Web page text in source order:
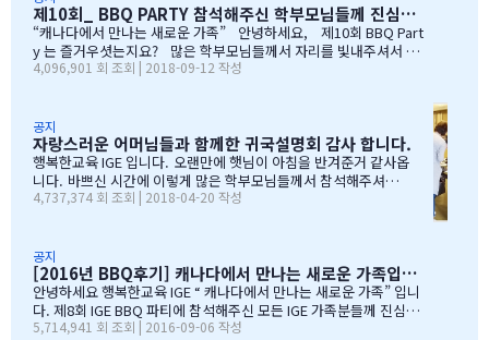
제10회_ BBQ PARTY 참석해주신 학부모님들께 진심으로 감사드립니다
“캐나다에서 만나는 새로운 가족” 안녕하세요, 제10회 BBQ Part
y 는 즐거우셧는지요? 많은 학부모님들께서 자리를 빛내주셔서 너
무 감사합니다. 오전에 비가 와서 많이 걱정을 하엿지만, 다행이도
무 감사하엿지요. (아마 작년에 참석하셧던 학부모님들은 아주 아주
잘 아셧을것입니다 ^^). 매년 여름의 BBQ 파티는 WELCOME TO C
ANADA & WELCOME TO IGE 의미를 두고 있습니다. Q & A 에서 I
GE 의 Motto 에 대해서, 언급드린봐와 같이, 행사 준비에 음식준비
그리고 상품 물건을 구입하면서, 필요하신 생필품(?)이 무엇인지? 고
4,096,901 회 조회 | 2018-09-12 작성
공지
자랑스러운 어머님들과 함께한 귀국설명회 감사 합니다.
행복한교육 IGE 입니다. 오랜만에 햇님이 아침을 반겨준거 같사옵
니다. 바쁘신 시간에 이렇게 많은 학부모님들께서 참석해주셔서
자리를 빛내주셔서 진심으로 감사 또 감사드립니다. 멀리서 남아
rean 어머님들은 준비성은 최고 인걸 다시 느끼게된 하루엿습니
다. 유학맘이야기에 댓글이 27 이였지만, 참석해주시는 학부모
님들은 50분이 넘으셔서, 처음 오픈닝때 당황스러웠지만요~~ 바
쁘신 와중에 참석해주신 [TD은행,오경호부동산,웨스트캐나다종
합보험,캐나다쉬핑(코쉽해운),한인모터스]VERY 감사드리며, 언제
4,737,374 회 조회 | 2018-04-20 작성
공지
[2016년 BBQ후기] 캐나다에서 만나는 새로운 가족입니다
안녕하세요 행복한교육 IGE “ 캐나다에서 만나는 새로운 가족” 입니
다. 제8회 IGE BBQ 파티에 참석해주신 모든 IGE 가족분들께 진심으
로 감사드립니다. 오전에 비가 와서 걱정 또 걱정을 하였지만, 어느
5,714,941 회 조회 | 2016-09-06 작성